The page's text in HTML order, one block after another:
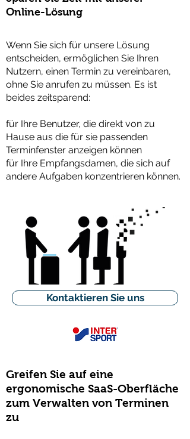
Online-Lösung
Wenn Sie sich für unsere Lösung
entscheiden, ermöglichen Sie Ihren
Nutzern, einen Termin zu vereinbaren,
ohne Sie anrufen zu müssen. Es ist
beides zeitsparend:
für Ihre Benutzer, die direkt von zu
Hause aus die für sie passenden
Terminfenster anzeigen können
für Ihre Empfangsdamen, die sich auf
andere Aufgaben konzentrieren können.
Kontaktieren Sie uns
Greifen Sie auf eine
ergonomische SaaS-Oberfläche
zum Verwalten von Terminen
zu